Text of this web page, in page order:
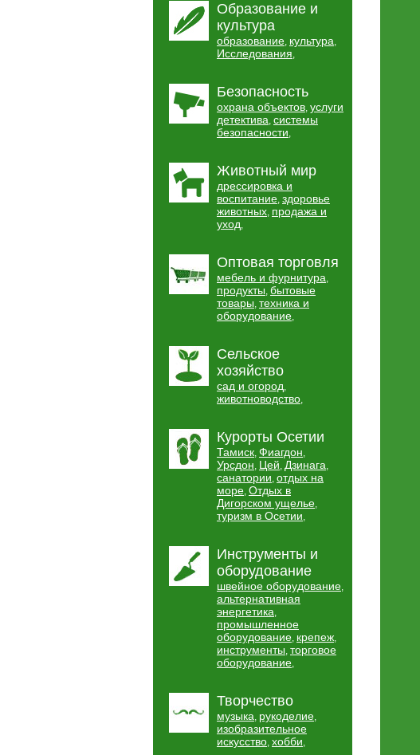
Образование и
культура
образование, культура,
Исследования,
Безопасность
охрана объектов, услуги
детектива, системы
безопасности,
Животный мир
дрессировка и
воспитание, здоровье
животных, продажа и
уход,
Оптовая торговля
мебель и фурнитура,
продукты, бытовые
товары, техника и
оборудование,
Сельское
хозяйство
сад и огород,
животноводство,
Курорты Осетии
Тамиск, Фиагдон,
Урсдон, Цей, Дзинага,
санатории, отдых на
море, Отдых в
Дигорском ущелье,
туризм в Осетии,
Инструменты и
оборудование
швейное оборудование,
альтернативная
энергетика,
промышленное
оборудование, крепеж,
инструменты, торговое
оборудование,
Творчество
музыка, рукоделие,
изобразительное
искусство, хобби,